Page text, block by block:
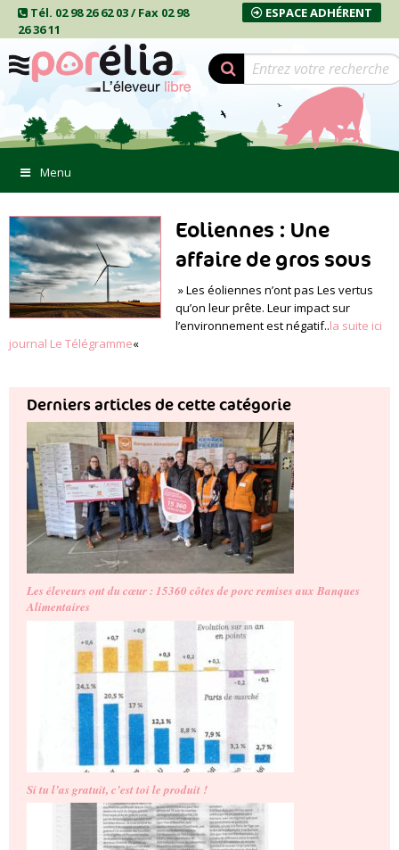
Tél. 02 98 26 62 03 / Fax 02 98
26 36 11
ESPACE ADHÉRENT
Menu
Eoliennes : Une
affaire de gros sous
» Les éoliennes n’ont pas Les vertus
qu’on leur prête. Leur impact sur
l’environnement est négatif..la suite ici
journal Le Télégramme«
Derniers articles de cette catégorie
Les éleveurs ont du cœur : 15360 côtes de porc remises aux Banques
Alimentaires
Si tu l’as gratuit, c’est toi le produit !